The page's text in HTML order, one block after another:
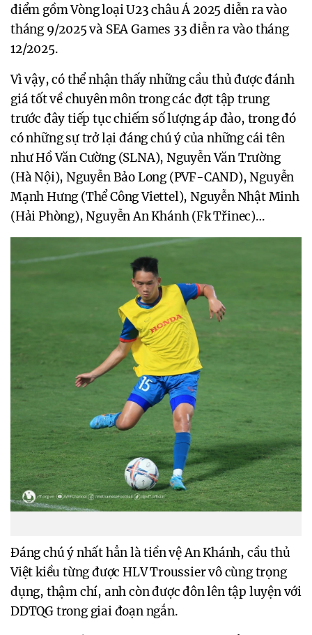
điểm gồm Vòng loại U23 châu Á 2025 diễn ra vào
tháng 9/2025 và SEA Games 33 diễn ra vào tháng
12/2025.
Vì vậy, có thể nhận thấy những cầu thủ được đánh
giá tốt về chuyên môn trong các đợt tập trung
trước đây tiếp tục chiếm số lượng áp đảo, trong đó
có những sự trở lại đáng chú ý của những cái tên
như Hồ Văn Cường (SLNA), Nguyễn Văn Trường
(Hà Nội), Nguyễn Bảo Long (PVF-CAND), Nguyễn
Mạnh Hưng (Thể Công Viettel), Nguyễn Nhật Minh
(Hải Phòng), Nguyễn An Khánh (Fk Třinec)…
Đáng chú ý nhất hẳn là tiền vệ An Khánh, cầu thủ
Việt kiều từng được HLV Troussier vô cùng trọng
dụng, thậm chí, anh còn được đôn lên tập luyện với
DDTQG trong giai đoạn ngắn.